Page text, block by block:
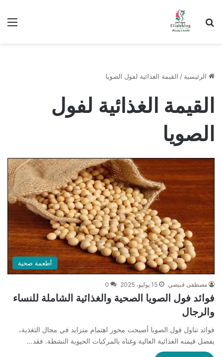
ابحث عن
الرئيسية / القيمة الغذائية لفول الصويا
القيمة الغذائية لفول
الصويا
أطعمة صحية
مصطفى قبيصي 15 يوليو، 2025 0
فوائد فول الصويا الصحية والغذائية الشاملة للنساء
والرجال
فوائد تناول فول الصويا أصبحت محور اهتمام متزايد في مجال التغذية،
بفضل قيمته الغذائية العالية وغناه بالمركبات الحيوية النشطة. فقد…